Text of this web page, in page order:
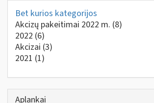
Bet kurios kategorijos
Akcizų pakeitimai 2022 m. (8)
2022 (6)
Akcizai (3)
2021 (1)
Aplankai